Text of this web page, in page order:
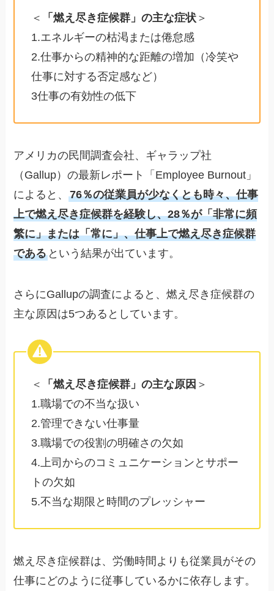
＜ 「燃え尽き症候群」の主な症状 ＞
1.エネルギーの枯渇または倦怠感
2.仕事からの精神的な距離の増加（冷笑や
仕事に対する否定感など）
3仕事の有効性の低下
アメリカの民間調査会社、ギャラップ社
（Gallup）の最新レポート「Employee Burnout」
によると、76％の従業員が少なくとも時々、仕事
上で燃え尽き症候群を経験し、28％が「非常に頻
繁に」または「常に」、仕事上で燃え尽き症候群
である という結果が出ています。
さらにGallupの調査によると、燃え尽き症候群の
主な原因は5つあるとしています。
＜ 「燃え尽き症候群」の主な原因 ＞
1.職場での不当な扱い
2.管理できない仕事量
3.職場での役割の明確さの欠如
4.上司からのコミュニケーションとサポー
トの欠如
5.不当な期限と時間のプレッシャー
燃え尽き症候群は、労働時間よりも従業員がその
仕事にどのように従事しているかに依存します。